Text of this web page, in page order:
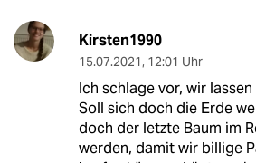
Kirsten1990
15.07.2021, 12:01 Uhr
Ich schlage vor, wir
Soll sich doch die Erde
doch der letzte Baum im
werden, damit wir billige